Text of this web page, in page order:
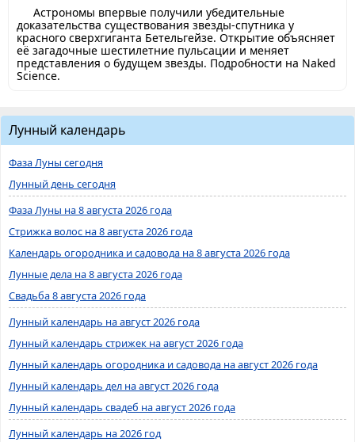
Астрономы впервые получили убедительные
доказательства существования звезды-спутника у
красного сверхгиганта Бетельгейзе. Открытие объясняет
её загадочные шестилетние пульсации и меняет
представления о будущем звезды. Подробности на Naked
Science.
Лунный календарь
Фаза Луны сегодня
Лунный день сегодня
Фаза Луны на 8 августа 2026 года
Стрижка волос на 8 августа 2026 года
Календарь огородника и садовода на 8 августа 2026 года
Лунные дела на 8 августа 2026 года
Свадьба 8 августа 2026 года
Лунный календарь на август 2026 года
Лунный календарь стрижек на август 2026 года
Лунный календарь огородника и садовода на август 2026 года
Лунный календарь дел на август 2026 года
Лунный календарь свадеб на август 2026 года
Лунный календарь на 2026 год